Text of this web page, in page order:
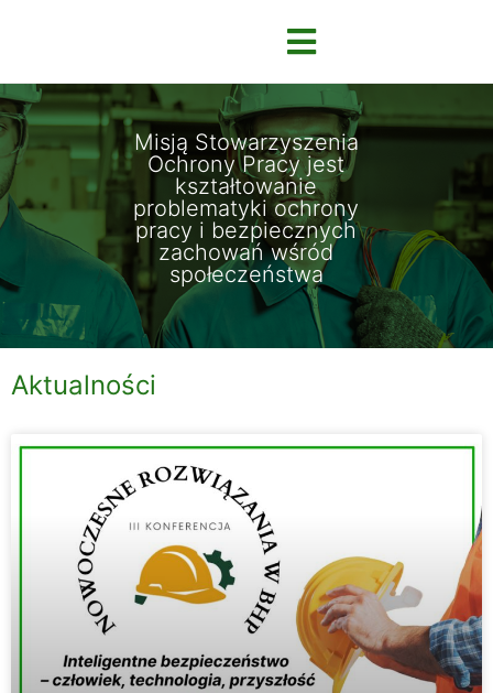
Misją Stowarzyszenia
Ochrony Pracy jest
kształtowanie
problematyki ochrony
pracy i bezpiecznych
zachowań wśród
społeczeństwa
Aktualności